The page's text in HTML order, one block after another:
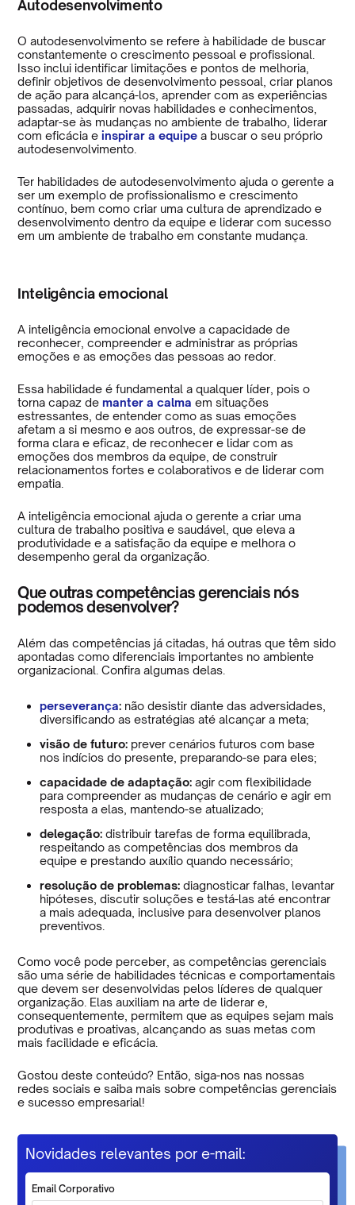
Autodesenvolvimento
O autodesenvolvimento se refere à habilidade de buscar
constantemente o crescimento pessoal e profissional.
Isso inclui identificar limitações e pontos de melhoria,
definir objetivos de desenvolvimento pessoal, criar planos
de ação para alcançá-los, aprender com as experiências
passadas, adquirir novas habilidades e conhecimentos,
adaptar-se às mudanças no ambiente de trabalho, liderar
com eficácia einspirar a equipe a buscar o seu próprio
autodesenvolvimento.
Ter habilidades de autodesenvolvimento ajuda o gerente a
ser um exemplo de profissionalismo e crescimento
contínuo, bem como criar uma cultura de aprendizado e
desenvolvimento dentro da equipe e liderar com sucesso
em um ambiente de trabalho em constante mudança.
Inteligência emocional
A inteligência emocional envolve a capacidade de
reconhecer, compreender e administrar as próprias
emoções e as emoções das pessoas ao redor.
Essa habilidade é fundamental a qualquer líder, pois o
torna capaz demanter a calma em situações
estressantes, de entender como as suas emoções
afetam a si mesmo e aos outros, de expressar-se de
forma clara e eficaz, de reconhecer e lidar com as
emoções dos membros da equipe, de construir
relacionamentos fortes e colaborativos e de liderar com
empatia.
A inteligência emocional ajuda o gerente a criar uma
cultura de trabalho positiva e saudável, que eleva a
produtividade e a satisfação da equipe e melhora o
desempenho geral da organização.
Que outras competências gerenciais nós
podemos desenvolver?
Além das competências já citadas, há outras que têm sido
apontadas como diferenciais importantes no ambiente
organizacional. Confira algumas delas.
perseverança: não desistir diante das adversidades,
diversificando as estratégias até alcançar a meta;
visão de futuro: prever cenários futuros com base
nos indícios do presente, preparando-se para eles;
capacidade de adaptação: agir com flexibilidade
para compreender as mudanças de cenário e agir em
resposta a elas, mantendo-se atualizado;
delegação: distribuir tarefas de forma equilibrada,
respeitando as competências dos membros da
equipe e prestando auxílio quando necessário;
resolução de problemas: diagnosticar falhas, levantar
hipóteses, discutir soluções e testá-las até encontrar
a mais adequada, inclusive para desenvolver planos
preventivos.
Como você pode perceber, as competências gerenciais
são uma série de habilidades técnicas e comportamentais
que devem ser desenvolvidas pelos líderes de qualquer
organização. Elas auxiliam na arte de liderar e,
consequentemente, permitem que as equipes sejam mais
produtivas e proativas, alcançando as suas metas com
mais facilidade e eficácia.
Gostou deste conteúdo? Então, siga-nos nas nossas
redes sociais e saiba mais sobre competências gerenciais
e sucesso empresarial!
Novidades relevantes por e-mail:
Email Corporativo